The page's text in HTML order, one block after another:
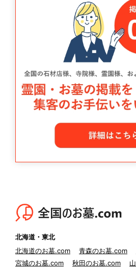
北海道・東北
北海道のお墓.com
青森のお墓.com
宮城のお墓.com
秋田のお墓.com